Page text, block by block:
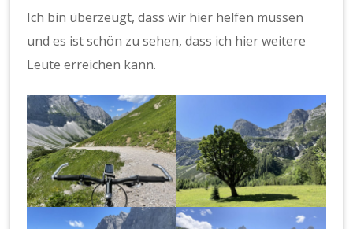
Ich bin überzeugt, dass wir hier helfen müssen
und es ist schön zu sehen, dass ich hier weitere
Leute erreichen kann.